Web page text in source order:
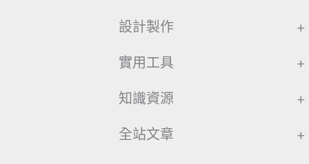
設計製作 +
實用工具 +
知識資源 +
全站文章 +